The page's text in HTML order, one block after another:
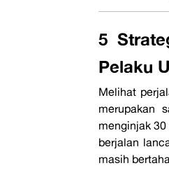
5
Pelaku
Melihat
merupakan
menginjak
berjalan
masih